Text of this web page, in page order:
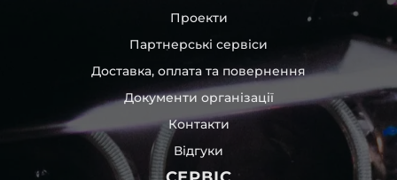
Проекти
Партнерські сервіси
Доставка, оплата та повернення
Документи організації
Контакти
Відгуки